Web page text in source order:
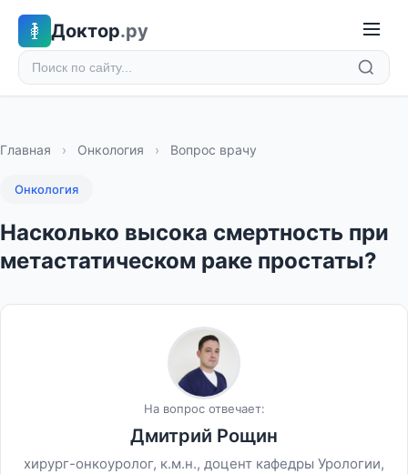
Доктор.ру
Главная › Онкология › Вопрос врачу
Онкология
Насколько высока смертность при
метастатическом раке простаты?
На вопрос отвечает:
Дмитрий Рощин
хирург-онкоуролог, к.м.н., доцент кафедры Урологии,